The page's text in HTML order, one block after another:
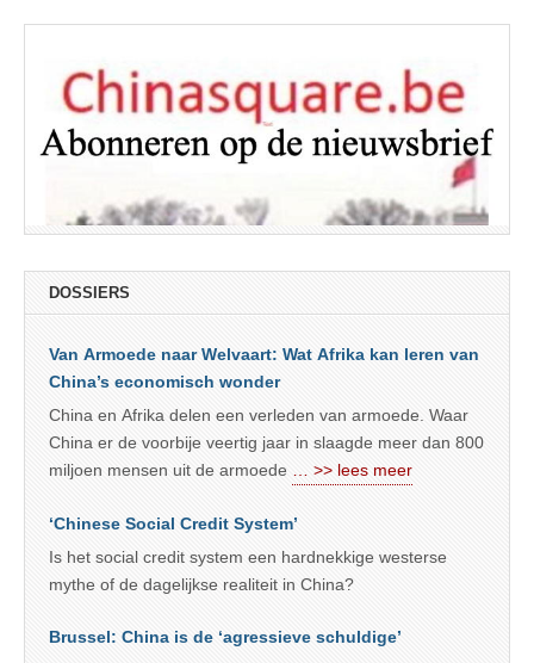
DOSSIERS
Van Armoede naar Welvaart: Wat Afrika kan leren van
China’s economisch wonder
China en Afrika delen een verleden van armoede. Waar
China er de voorbije veertig jaar in slaagde meer dan 800
miljoen mensen uit de armoede
… >> lees meer
‘Chinese Social Credit System’
Is het social credit system een hardnekkige westerse
mythe of de dagelijkse realiteit in China?
Brussel: China is de ‘agressieve schuldige’